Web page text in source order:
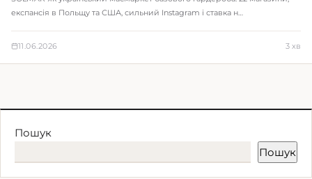
експансія в Польщу та США, сильний Instagram і ставка н…
11.06.2026 3 хв
Пошук
Пошук